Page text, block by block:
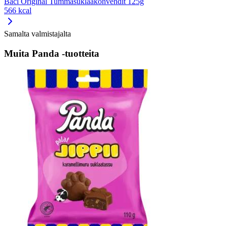
566 kcal
Samalta valmistajalta
Muita Panda -tuotteita